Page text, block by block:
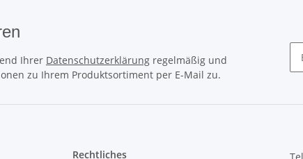
Ihrer Datenschutzerklärung regelmäßig und
zu Ihrem Produktsortiment per E-Mail zu.
Rechtliches